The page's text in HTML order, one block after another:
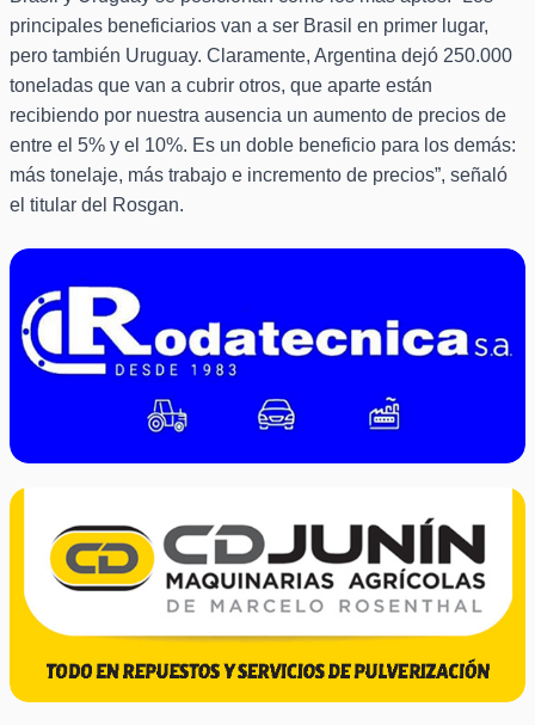
principales beneficiarios van a ser Brasil en primer lugar,
pero también Uruguay. Claramente, Argentina dejó 250.000
toneladas que van a cubrir otros, que aparte están
recibiendo por nuestra ausencia un aumento de precios de
entre el 5% y el 10%. Es un doble beneficio para los demás:
más tonelaje, más trabajo e incremento de precios”, señaló
el titular del Rosgan.